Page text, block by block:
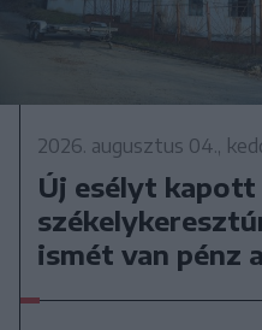
2026. augusztus 04.,
Új esélyt kapott
ismét van pénz